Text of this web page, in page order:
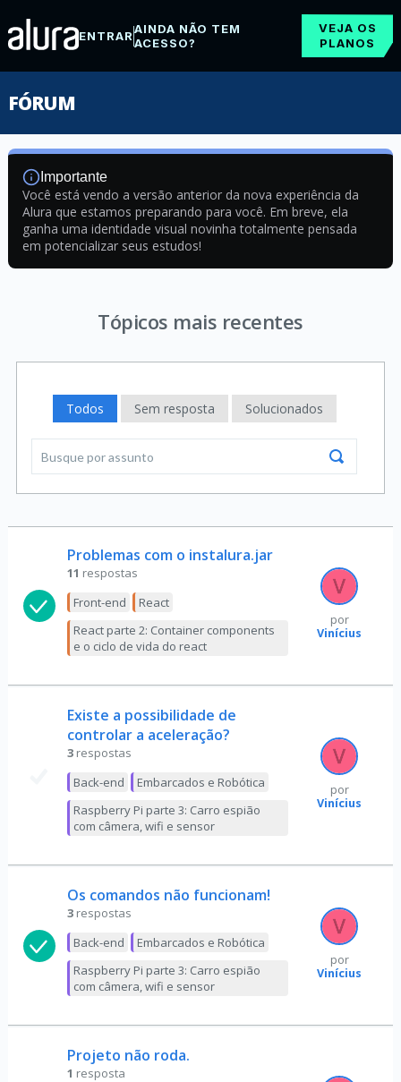
ENTRARAINDA NÃO TEM
ACESSO?
VEJA OS
PLANOS
FÓRUM
Importante
Você está vendo a versão anterior da nova experiência da
Alura que estamos preparando para você. Em breve, ela
ganha uma identidade visual novinha totalmente pensada
em potencializar seus estudos!
Tópicos mais recentes
Todos Sem resposta Solucionados
Problemas com o instalura.jar
11 respostas
Front-end
React
React parte 2: Container components
e o ciclo de vida do react
por
Vinícius
Existe a possibilidade de
controlar a aceleração?
3 respostas
Back-end
Embarcados e Robótica
Raspberry Pi parte 3: Carro espião
com câmera, wifi e sensor
por
Vinícius
Os comandos não funcionam!
3 respostas
Back-end
Embarcados e Robótica
Raspberry Pi parte 3: Carro espião
com câmera, wifi e sensor
por
Vinícius
Projeto não roda.
1 resposta